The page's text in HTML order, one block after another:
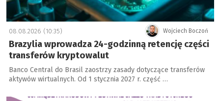
Wojciech Boczoń
08.08.2026 (10:35)
Brazylia wprowadza 24-godzinną retencję części
transferów kryptowalut
Banco Central do Brasil zaostrzy zasady dotyczące transferów
aktywów wirtualnych. Od 1 stycznia 2027 r. część …
a